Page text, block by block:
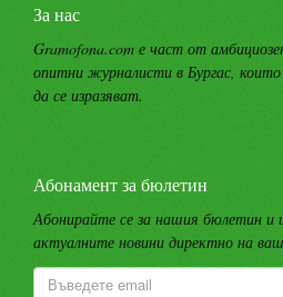
За нас
Gramofona.com е част от
опитни журналисти в Бургас,
да се изразяват.
Абонамент за бюлетин
Абонирайте се за нашия бюлетин и
актуалните новини директно на